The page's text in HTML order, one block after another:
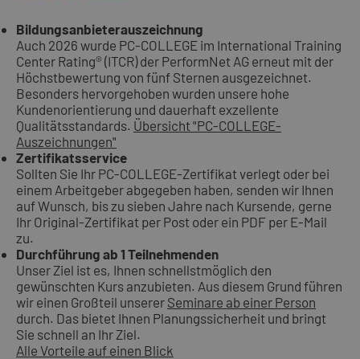
Bildungsanbieterauszeichnung
Auch 2026 wurde PC-COLLEGE im International Training
Center Rating® (ITCR) der PerformNet AG erneut mit der
Höchstbewertung von fünf Sternen ausgezeichnet.
Besonders hervorgehoben wurden unsere hohe
Kundenorientierung und dauerhaft exzellente
Qualitätsstandards. Übersicht "PC-COLLEGE-
Auszeichnungen"
Zertifikatsservice
Sollten Sie Ihr PC-COLLEGE-Zertifikat verlegt oder bei
einem Arbeitgeber abgegeben haben, senden wir Ihnen
auf Wunsch, bis zu sieben Jahre nach Kursende, gerne
Ihr Original-Zertifikat per Post oder ein PDF per E-Mail
zu.
Durchführung ab 1 Teilnehmenden
Unser Ziel ist es, Ihnen schnellstmöglich den
gewünschten Kurs anzubieten. Aus diesem Grund führen
wir einen Großteil unserer Seminare ab einer Person
durch. Das bietet Ihnen Planungssicherheit und bringt
Sie schnell an Ihr Ziel.
Alle Vorteile auf einen Blick